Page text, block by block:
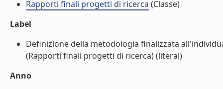
Rapporti finali progetti di ricerca (Classe)
Label
Definizione della metodologia finalizzata
(Rapporti finali progetti di ricerca) (literal)
Anno